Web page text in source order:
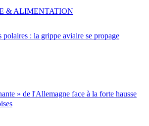
polaires : la grippe aviaire se propage
& ALIMENTATION
» de l'Allemagne face à la forte hausse